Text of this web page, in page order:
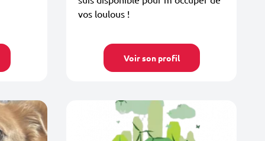
vos loulous !
Voir son profil